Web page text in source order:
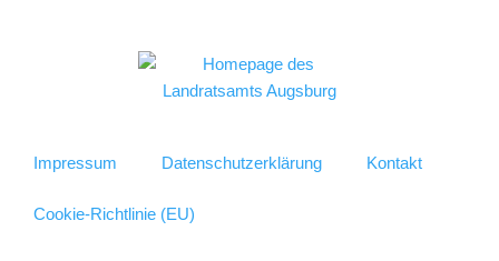
Impressum Datenschutzerklärung Kontakt
Cookie-Richtlinie (EU)